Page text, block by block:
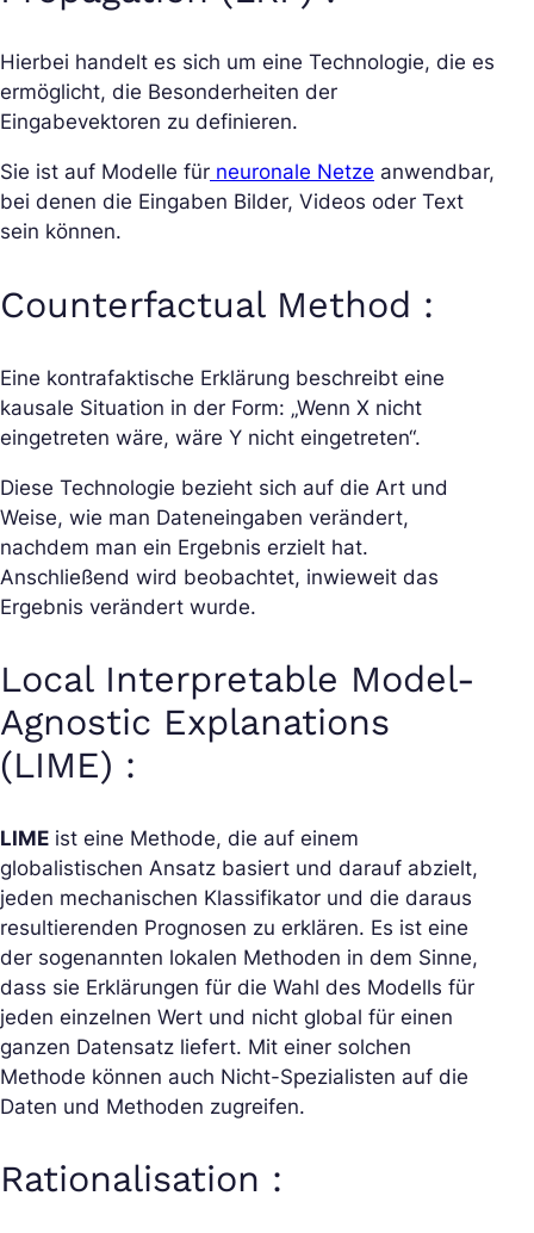
Hierbei handelt es sich um eine Technologie, die es
ermöglicht, die Besonderheiten der
Eingabevektoren zu definieren.
Sie ist auf Modelle für neuronale Netze anwendbar,
bei denen die Eingaben Bilder, Videos oder Text
sein können.
Counterfactual Method :
Eine kontrafaktische Erklärung beschreibt eine
kausale Situation in der Form: „Wenn X nicht
eingetreten wäre, wäre Y nicht eingetreten“.
Diese Technologie bezieht sich auf die Art und
Weise, wie man Dateneingaben verändert,
nachdem man ein Ergebnis erzielt hat.
Anschließend wird beobachtet, inwieweit das
Ergebnis verändert wurde.
Local Interpretable Model-
Agnostic Explanations
(LIME) :
LIME ist eine Methode, die auf einem
globalistischen Ansatz basiert und darauf abzielt,
jeden mechanischen Klassifikator und die daraus
resultierenden Prognosen zu erklären. Es ist eine
der sogenannten lokalen Methoden in dem Sinne,
dass sie Erklärungen für die Wahl des Modells für
jeden einzelnen Wert und nicht global für einen
ganzen Datensatz liefert. Mit einer solchen
Methode können auch Nicht-Spezialisten auf die
Daten und Methoden zugreifen.
Rationalisation :